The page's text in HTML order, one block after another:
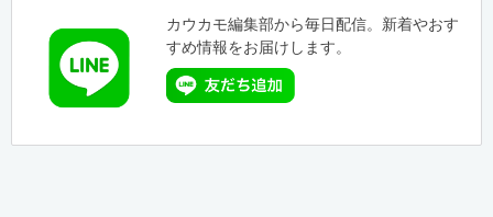
カウカモ編集部から毎日配信。新着やおす
すめ情報をお届けします。